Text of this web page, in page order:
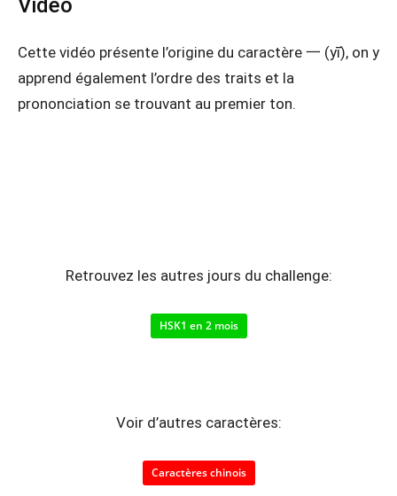
Vidéo
Cette vidéo présente l’origine du caractère 一 (yī), on y
apprend également l’ordre des traits et la
prononciation se trouvant au premier ton.
Retrouvez les autres jours du challenge:
HSK1 en 2 mois
Voir d’autres caractères:
Caractères chinois